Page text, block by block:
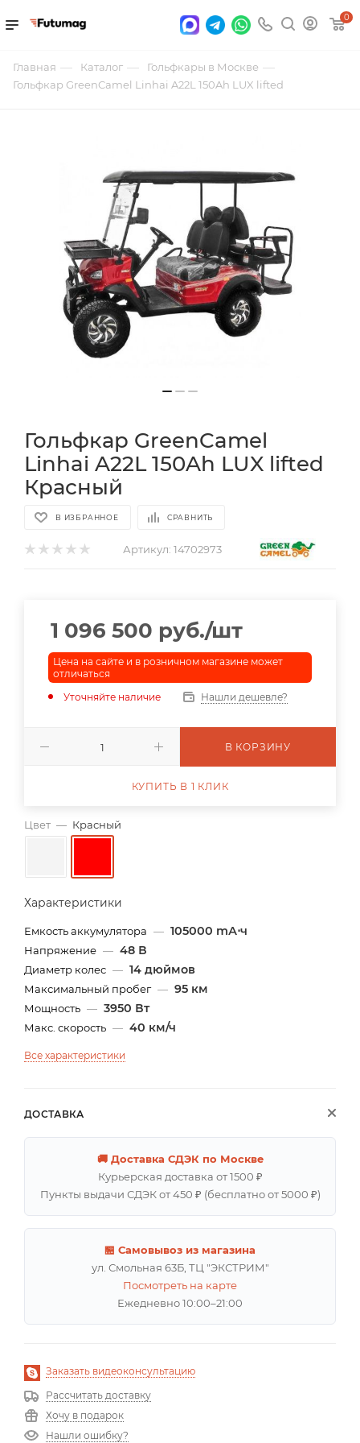
0
Главная — Каталог — Гольфкары в Москве —
Гольфкар GreenCamel Linhai A22L 150Ah LUX lifted
Гольфкар GreenCamel
Linhai A22L 150Ah LUX lifted
Красный
В ИЗБРАННОЕ СРАВНИТЬ
Артикул: 14702973
Цвет — Красный
Характеристики
Емкость аккумулятора — 105000 mА⋅ч
Напряжение — 48 В
Диаметр колес — 14 дюймов
Максимальный пробег — 95 км
Мощность — 3950 Вт
Макс. скорость — 40 км/ч
Все характеристики
ДОСТАВКА
🚚 Доставка СДЭК по Москве
Курьерская доставка от 1500 ₽
Пункты выдачи СДЭК от 450 ₽ (бесплатно от 5000 ₽)
🏪 Самовывоз из магазина
ул. Смольная 63Б, ТЦ "ЭКСТРИМ"
Посмотреть на карте
Ежедневно 10:00–21:00
Заказать видеоконсультацию
Рассчитать доставку
Хочу в подарок
Нашли ошибку?
1 096 500 руб./шт
Цена на сайте и в розничном магазине может
отличаться
Уточняйте наличие
Нашли дешевле?
В КОРЗИНУ
КУПИТЬ В 1 КЛИК